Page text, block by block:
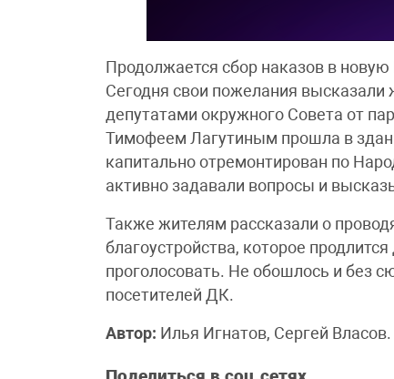
Продолжается сбор наказов в
Сегодня свои пожелания высказали
депутатами окружного Совета от
Тимофеем Лагутиным прошла в
капитально отремонтирован по
активно задавали вопросы и
Также жителям рассказали о
благоустройства, которое
проголосовать. Не обошлось и без
посетителей ДК.
Автор: Илья Игнатов, Сергей Власов.